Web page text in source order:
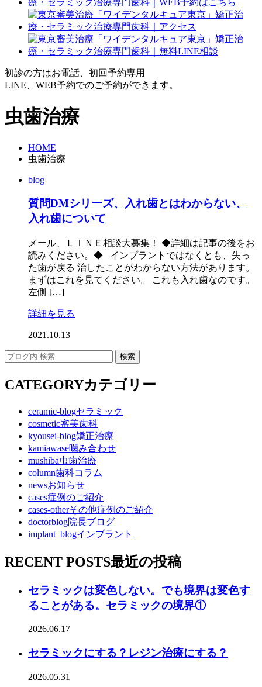
初診の方はお電話、初回予約専用
LINE、WEB予約でのご予約ができます。
虫歯治療
HOME
虫歯治療
blog
質問DMシリーズ、入れ歯とはわからない、
入れ歯について
メール、ＬＩＮＥ相談大募集！ ◆詳細は記事の後をお
読みください。◆ インプラントではなくとも、失っ
た歯が戻る 治したことがわからない方法があります。
まずはこれを見てください。 これも入れ歯なのです。
左側 […]
詳細を見る
2021.10.13
CATEGORYカテゴリー
ceramic-blogセラミック
cosmetic審美歯科
kyousei-blog矯正治療
kamiawase噛み合わせ
mushiba虫歯治療
column歯科コラム
newsお知らせ
cases症例のご紹介
cases-otherその他症例のご紹介
doctorblog院長ブログ
implant_blogインプラント
RECENT POSTS最近の投稿
セラミックは変色しない。でも境界は変色す
ることがある。セラミックの境界①
2026.06.17
セラミックにする？レジン治療にする？
2026.05.31